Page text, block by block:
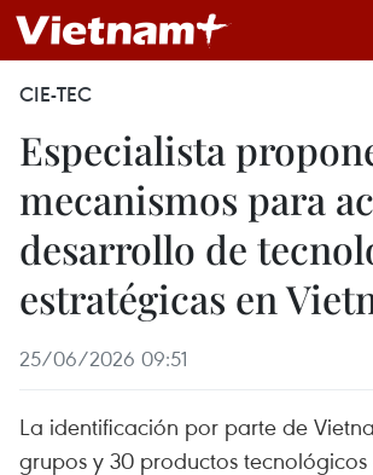
CIE-TEC
Especialista
mecanismos para
desarrollo de
estratégicas en
25/06/2026 09:51
La identificación por parte de
grupos y 30 productos tecnológicos